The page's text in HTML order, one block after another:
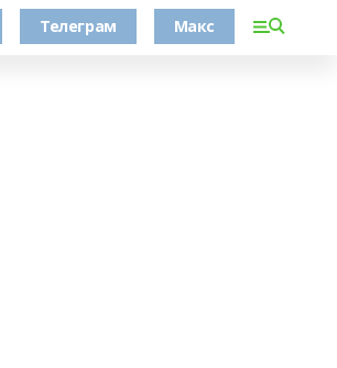
Телеграм Макс